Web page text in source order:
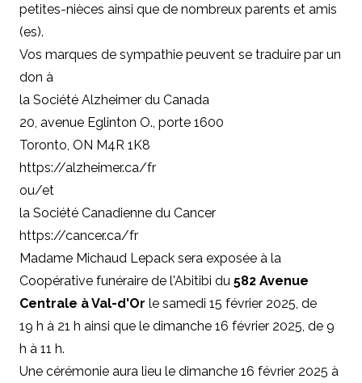
petites-nièces ainsi que de nombreux parents et amis
(es).
Vos marques de sympathie peuvent se traduire par un
don à
la Société Alzheimer du Canada
20, avenue Eglinton O., porte 1600
Toronto, ON M4R 1K8
https://alzheimer.ca/fr
ou/et
la Société Canadienne du Cancer
https://cancer.ca/fr
Madame Michaud Lepack sera exposée à la
Coopérative funéraire de l'Abitibi du 582 Avenue
Centrale à Val-d'Or le samedi 15 février 2025, de
19 h à 21 h ainsi que le dimanche 16 février 2025, de 9
h à 11 h.
Une cérémonie aura lieu le dimanche 16 février 2025 à